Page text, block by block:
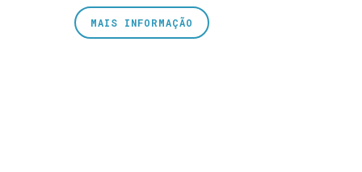
MAIS INFORMAÇÃO